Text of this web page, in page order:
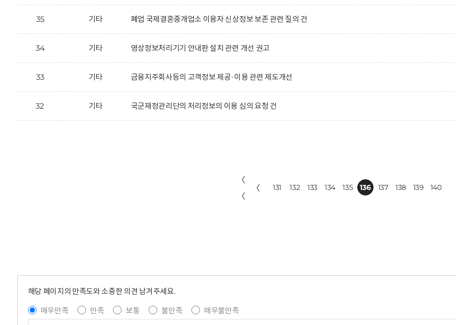
35 기타 폐업 국제결혼중개업소 이용자 신상정보 보존 관련 질의 건
34 기타 영상정보처리기기 안내판 설치 관련 개선 권고
33 기타 금융지주회사등의 고객정보 제공·이용 관련 제도개선
32 기타 국군재정관리단의 처리정보의 이용 심의 요청 건
〈
〈
〈 131 132 133 134 135 136 137 138 139 140
해당 페이지의 만족도와 소중한 의견 남겨주세요.
매우만족
만족 보통 불만족 매우불만족